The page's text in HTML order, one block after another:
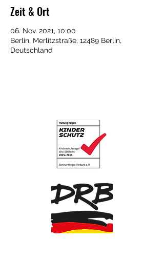
Zeit & Ort
06. Nov. 2021, 10:00
Berlin, Merlitzstraße, 12489 Berlin,
Deutschland